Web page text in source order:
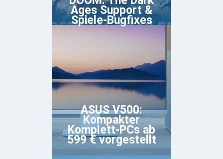
Ages Support &
Spiele-Bugfixes
ASUS V500:
Kompakter
Komplett-PCs ab
599 € vorgestellt